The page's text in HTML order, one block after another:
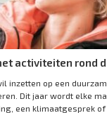
activiteiten rond
inzetten op een
Dit jaar wordt elke
een klimaatgesprek of